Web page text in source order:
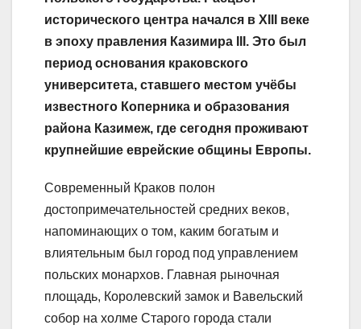
исторического центра начался в XIII веке
в эпоху правления Казимира III. Это был
период основания краковского
университета, ставшего местом учёбы
известного Коперника и образования
района Казимеж, где сегодня проживают
крупнейшие еврейские общины Европы.
Современный Краков полон
достопримечательностей средних веков,
напоминающих о том, каким богатым и
влиятельным был город под управлением
польских монархов. Главная рыночная
площадь, Королевский замок и Вавельский
собор на холме Старого города стали